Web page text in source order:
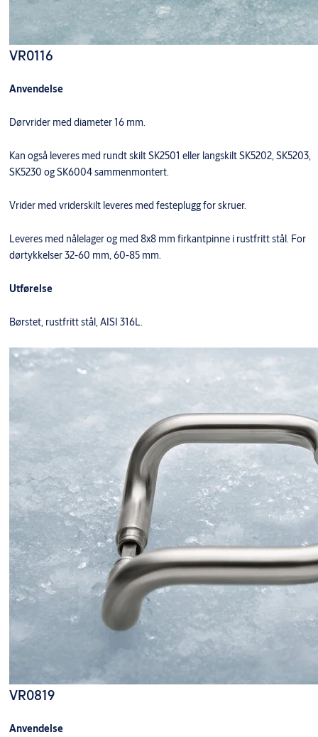
VR0116
Anvendelse
Dørvrider med diameter 16 mm.
Kan også leveres med rundt skilt SK2501 eller langskilt SK5202, SK5203,
SK5230 og SK6004 sammenmontert.
Vrider med vriderskilt leveres med festeplugg for skruer.
Leveres med nålelager og med 8x8 mm firkantpinne i rustfritt stål. For
dørtykkelser 32-60 mm, 60-85 mm.
Utførelse
Børstet, rustfritt stål, AISI 316L.
VR0819
Anvendelse